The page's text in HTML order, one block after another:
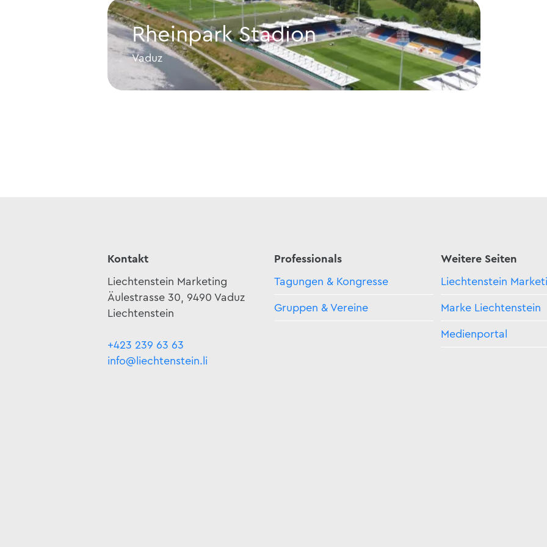
Rheinpark Stadion
Vaduz
Rheinpark Stadion
Kontakt
Liechtenstein Marketing
Äulestrasse 30, 9490 Vaduz
Liechtenstein
+423 239 63 63
info@liechtenstein.li
Professionals
Tagungen & Kongresse
Gruppen & Vereine
Weitere Seiten
Liechtenstein
Marke Liechtenstein
Medienportal